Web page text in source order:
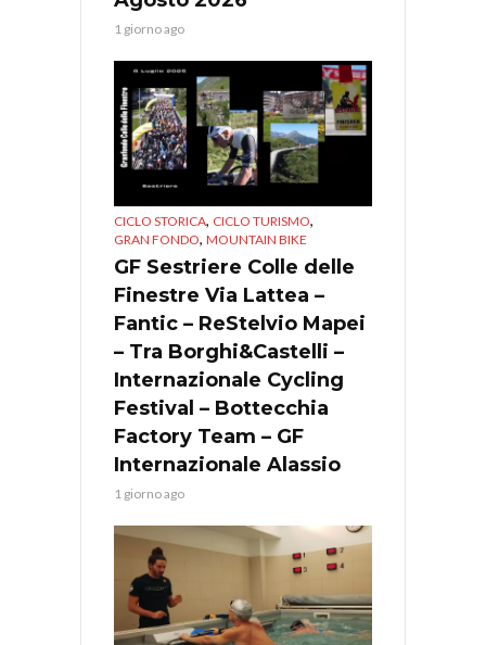
1 giorno ago
CICLO STORICA, CICLO TURISMO,
GRAN FONDO, MOUNTAIN BIKE
GF Sestriere Colle delle
Finestre Via Lattea –
Fantic – ReStelvio Mapei
– Tra Borghi&Castelli –
Internazionale Cycling
Festival – Bottecchia
Factory Team – GF
Internazionale Alassio
1 giorno ago